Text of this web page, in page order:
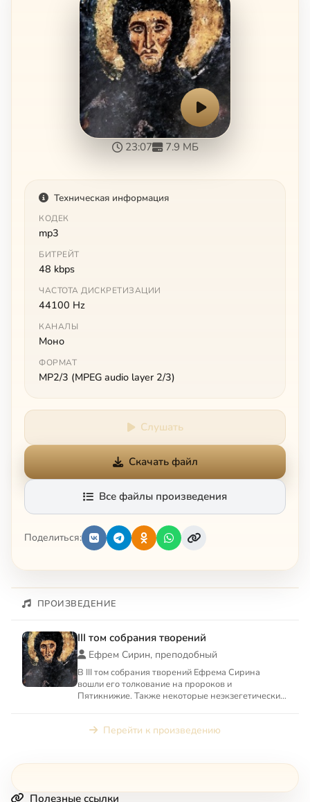
23:07 7.9 МБ
Техническая информация
КОДЕК
mp3
БИТРЕЙТ
48 kbps
ЧАСТОТА ДИСКРЕТИЗАЦИИ
44100 Hz
КАНАЛЫ
Моно
ФОРМАТ
MP2/3 (MPEG audio layer 2/3)
Слушать
Скачать файл
Все файлы произведения
Поделиться:
ПРОИЗВЕДЕНИЕ
III том собрания творений
Ефрем Сирин, преподобный
В III том собрания творений Ефрема Сирина
вошли его толкование на пророков и
Пятикнижие. Также некоторые неэкзегетические
Перейти к произведению
Полезные ссылки